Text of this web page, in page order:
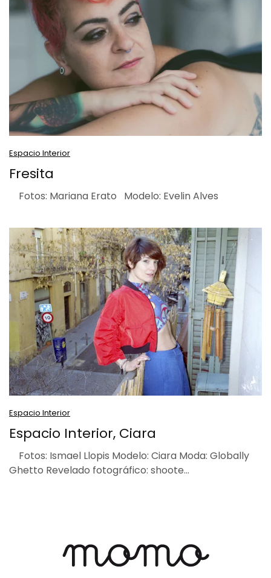
Espacio Interior
Fresita
Fotos: Mariana Erato Modelo: Evelin Alves
Espacio Interior
Espacio Interior, Ciara
Fotos: Ismael Llopis Modelo: Ciara Moda: Globally
Ghetto Revelado fotográfico: shoote…